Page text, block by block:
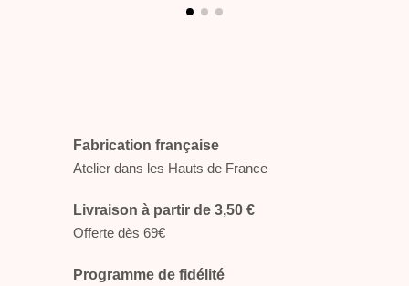
Fabrication française
Atelier dans les Hauts de France
Livraison à partir de 3,50 €
Offerte dès 69€
Programme de fidélité